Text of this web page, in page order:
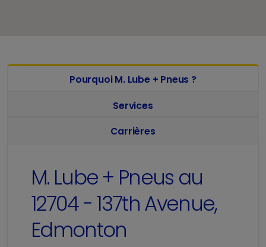
Pourquoi M. Lube + Pneus ?
Services
Carrières
M. Lube + Pneus au
12704 - 137th Avenue,
Edmonton